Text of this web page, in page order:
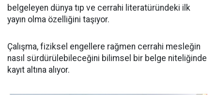
belgeleyen dünya tıp ve cerrahi literatüründeki ilk
yayın olma özelliğini taşıyor.
Çalışma, fiziksel engellere rağmen cerrahi mesleğin
nasıl sürdürülebileceğini bilimsel bir belge niteliğinde
kayıt altına alıyor.